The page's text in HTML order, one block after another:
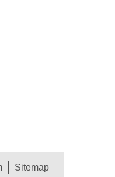
Sitemap